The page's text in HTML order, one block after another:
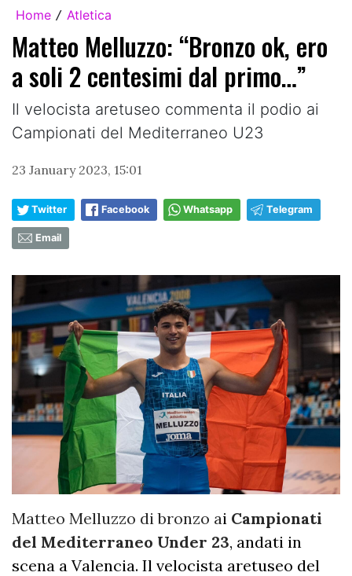
Home / Atletica
Matteo Melluzzo: “Bronzo ok, ero
a soli 2 centesimi dal primo…”
Il velocista aretuseo commenta il podio ai
Campionati del Mediterraneo U23
23 January 2023, 15:01
Twitter Facebook Whatsapp Telegram
Email
Matteo Melluzzo di bronzo ai Campionati
del Mediterraneo Under 23, andati in
scena a Valencia. Il velocista aretuseo del